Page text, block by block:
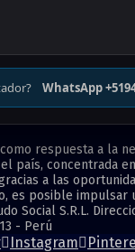
WhatsApp
respuesta a la
país, concentrada
a las
es posible impulsar
Social S.R.L.
- Perú
Instagram